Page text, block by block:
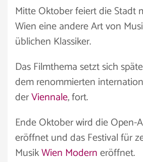
Mitte Oktober feiert die Stadt
Wien eine andere Art von
üblichen Klassiker.
Das Filmthema setzt sich
dem renommierten
derViennale, fort.
Ende Oktober wird die Open-
eröffnet und das Festival für
MusikWien Moderneröffnet.